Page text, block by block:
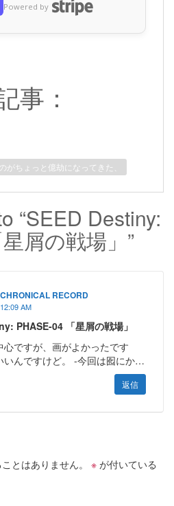
Powered by
事：
がちょっと億劫になってきた、
“SEED Destiny:
屑の戦場」”
RECORD
AM
PHASE-04 「星屑の戦場」
心ですが、画がよかったです
いんですけど。 -今回は囮にか…
返信
とはありません。
※ が付いている